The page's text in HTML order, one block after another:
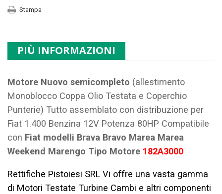
Stampa
PIÙ INFORMAZIONI
Motore Nuovo semicompleto (allestimento
Monoblocco Coppa Olio Testata e Coperchio
Punterie) Tutto assemblato con distribuzione per
Fiat 1.400 Benzina 12V Potenza 80HP Compatibile
con Fiat modelli Brava Bravo Marea Marea
Weekend Marengo Tipo Motore 182A3000
Rettifiche Pistoiesi SRL Vi offre una vasta gamma
di Motori Testate Turbine Cambi e altri componenti